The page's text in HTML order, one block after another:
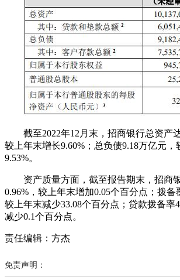
截至2022年12月末，招商银行总资产
较上年末增长9.60%；总负债9.18万亿元，
9.53%。
资产质量方面，截至报告期末，招商
0.96%，较上年末增加0.05个百分点；拨备
较上年末减少33.08个百分点；贷款拨备率
减少0.1个百分点。
责任编辑：方杰
免责声明：